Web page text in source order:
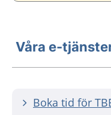
Våra e-
Boka tid för